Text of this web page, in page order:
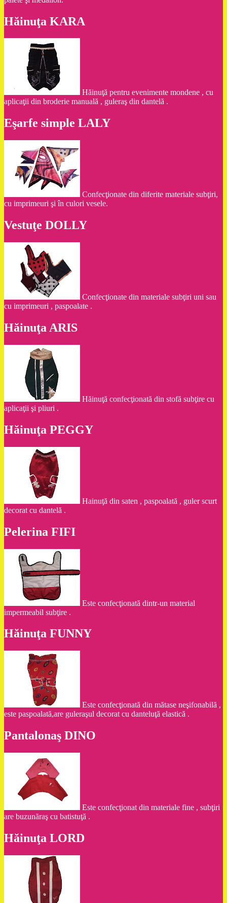
Hăinuţa KARA
Hăinuţă pentru evenimente mondene , cu
aplicaţii din broderie manuală , guleraş din dantelă .
Eşarfe simple LALY
Confecţionate din diferite materiale subţiri,
cu imprimeuri şi în culori vesele.
Vestuţe DOLLY
Confecţionate din materiale subţiri uni sau
cu imprimeuri , paspoalate .
Hăinuţa ARIS
Hăinuţă confecţionată din stofă subţire cu
aplicaţii şi pliuri .
Hăinuţa PEGGY
Hainuţă din saten , paspoalată , guler scurt
decorat cu dantelă .
Pelerina FIFI
Este confecţionată dintr-un material
impermeabil subţire .
Hăinuţa FUNNY
Este confecţionată din mătase neşifonabilă ,
este paspoalată,are guleraşul decorat cu danteluţă elastică .
Pantalonaş DINO
Este confecţionat din materiale fine , subţiri
are buzunăraş cu batistuţă .
Hăinuţa LORD